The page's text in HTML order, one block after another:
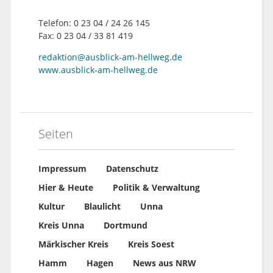
Telefon: 0 23 04 / 24 26 145
Fax: 0 23 04 / 33 81 419
redaktion@ausblick-am-hellweg.de
www.ausblick-am-hellweg.de
Seiten
Impressum
Datenschutz
Hier & Heute
Politik & Verwaltung
Kultur
Blaulicht
Unna
Kreis Unna
Dortmund
Märkischer Kreis
Kreis Soest
Hamm
Hagen News aus NRW